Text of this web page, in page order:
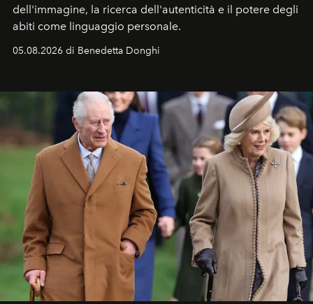
dell'immagine, la ricerca dell'autenticità e il potere degli
abiti come linguaggio personale.
05.08.2026 di Benedetta Donghi